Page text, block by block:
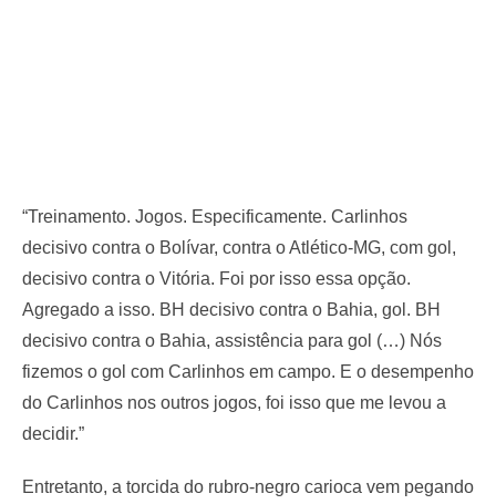
“Treinamento. Jogos. Especificamente. Carlinhos
decisivo contra o Bolívar, contra o Atlético-MG, com gol,
decisivo contra o Vitória. Foi por isso essa opção.
Agregado a isso. BH decisivo contra o Bahia, gol. BH
decisivo contra o Bahia, assistência para gol (…) Nós
fizemos o gol com Carlinhos em campo. E o desempenho
do Carlinhos nos outros jogos, foi isso que me levou a
decidir.”
Entretanto, a torcida do rubro-negro carioca vem pegando